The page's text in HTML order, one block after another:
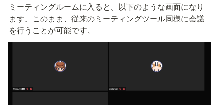
ミーティングルームに入ると、以下のような画面になり
ます。このまま、従来のミーティングツール同様に会議
を行うことが可能です。